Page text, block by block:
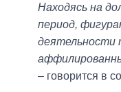
Находясь на
период,
деятельности
– говорится в